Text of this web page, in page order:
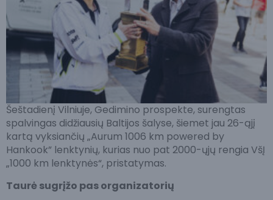
Šeštadienį Vilniuje, Gedimino prospekte, surengtas
spalvingas didžiausių Baltijos šalyse, šiemet jau 26-ąjį
kartą vyksiančių „Aurum 1006 km powered by
Hankook” lenktynių, kurias nuo pat 2000-ųjų rengia VšĮ
„1000 km lenktynės“, pristatymas.
Taurė sugrįžo pas organizatorių